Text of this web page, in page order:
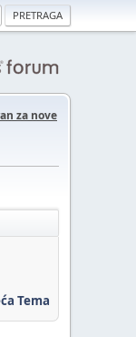
za nove
Tema